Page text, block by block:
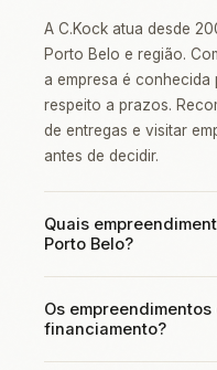
A C.Kock atua desde
Porto Belo e região.
a empresa é conhecida
respeito a prazos.
de entregas e visitar
antes de decidir.
Quais
Porto Belo?
Porto Belo: Catena
características únicas
metragem e faixa de
Os
financiamento?